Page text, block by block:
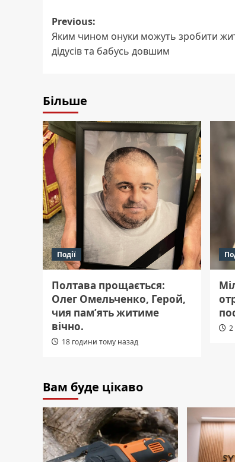
Post
navigation
Previous:
Яким чином онуки можуть зробити
дідусів та бабусь довшим
Більше
Події
Полтава прощається:
Олег Омельченко, Герой,
чия пам’ять житиме
вічно.
18 години тому назад
2
Вам буде цікаво